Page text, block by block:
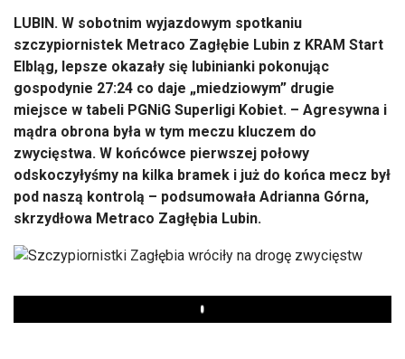
LUBIN. W sobotnim wyjazdowym spotkaniu
szczypiornistek Metraco Zagłębie Lubin z KRAM Start
Elbląg, lepsze okazały się lubinianki pokonując
gospodynie 27:24 co daje „miedziowym” drugie
miejsce w tabeli PGNiG Superligi Kobiet. – Agresywna i
mądra obrona była w tym meczu kluczem do
zwycięstwa. W końcówce pierwszej połowy
odskoczyłyśmy na kilka bramek i już do końca mecz był
pod naszą kontrolą – podsumowała Adrianna Górna,
skrzydłowa Metraco Zagłębia Lubin.
Play